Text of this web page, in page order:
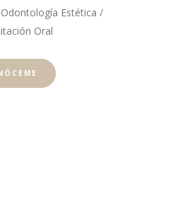
Estética /
Oral